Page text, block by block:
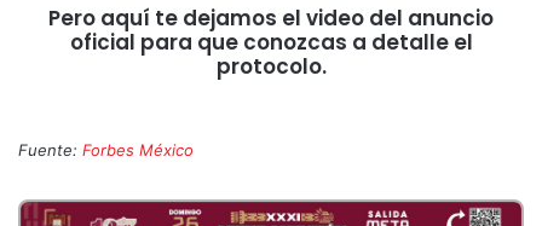
Pero aquí te dejamos el video del anuncio
oficial para que conozcas a detalle el
protocolo.
Fuente: Forbes México